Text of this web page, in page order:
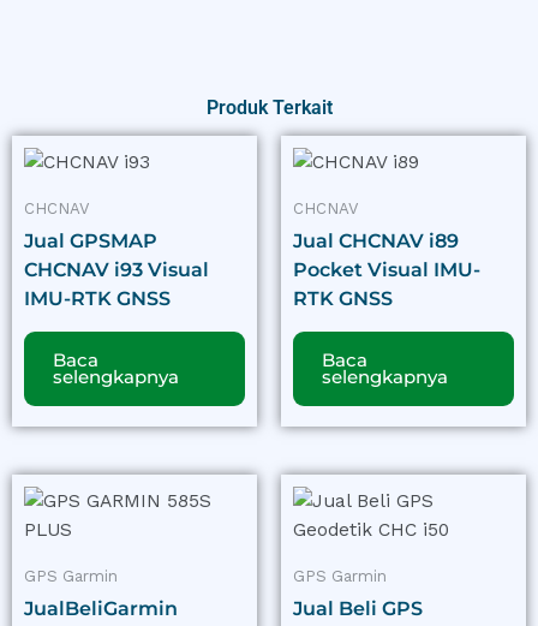
Produk Terkait
CHCNAV
Jual GPSMAP
CHCNAV i93 Visual
IMU-RTK GNSS
Baca
selengkapnya
CHCNAV
Jual CHCNAV i89
Pocket Visual IMU-
RTK GNSS
Baca
selengkapnya
GPS Garmin
JualBeliGarmin
GPS Garmin
Jual Beli GPS